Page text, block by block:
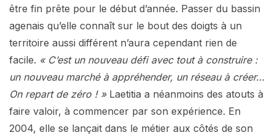
être fin prête pour le début d’année. Passer du bassin
agenais qu’elle connaît sur le bout des doigts à un
territoire aussi différent n’aura cependant rien de
facile. « C’est un nouveau défi avec tout à construire :
un nouveau marché à appréhender, un réseau à créer…
On repart de zéro ! »Laetitia a néanmoins des atouts à
faire valoir, à commencer par son expérience. En
2004, elle se lançait dans le métier aux côtés de son